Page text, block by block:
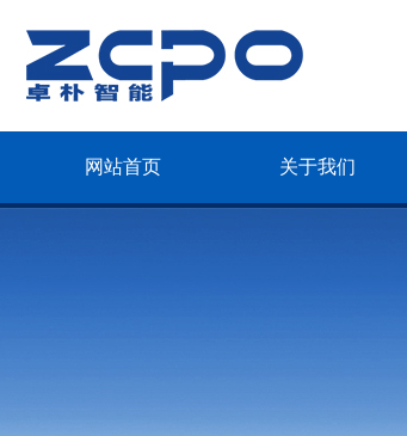
网站首页 关于我们